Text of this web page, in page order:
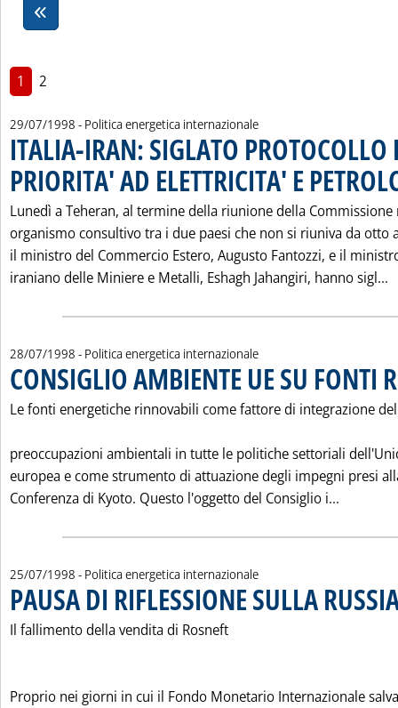
1 2
29/07/1998 - Politica energetica internazionale
ITALIA-IRAN: SIGLATO PROTOCOLLO
PRIORITA' AD ELETTRICITA' E
Lunedì a Teheran, al termine della riunione della Commissione
organismo consultivo tra i due paesi che non si riuniva da otto
il ministro del Commercio Estero, Augusto Fantozzi, e il
iraniano delle Miniere e Metalli, Eshagh Jahangiri, hanno sigl...
28/07/1998 - Politica energetica internazionale
CONSIGLIO AMBIENTE UE SU FONTI
Le fonti energetiche rinnovabili come fattore di integrazione
preoccupazioni ambientali in tutte le politiche settoriali
europea e come strumento di attuazione degli impegni presi
Conferenza di Kyoto. Questo l'oggetto del Consiglio i...
25/07/1998 - Politica energetica internazionale
PAUSA DI RIFLESSIONE SULLA
Il fallimento della vendita di Rosneft
Proprio nei giorni in cui il Fondo Monetario Internazionale